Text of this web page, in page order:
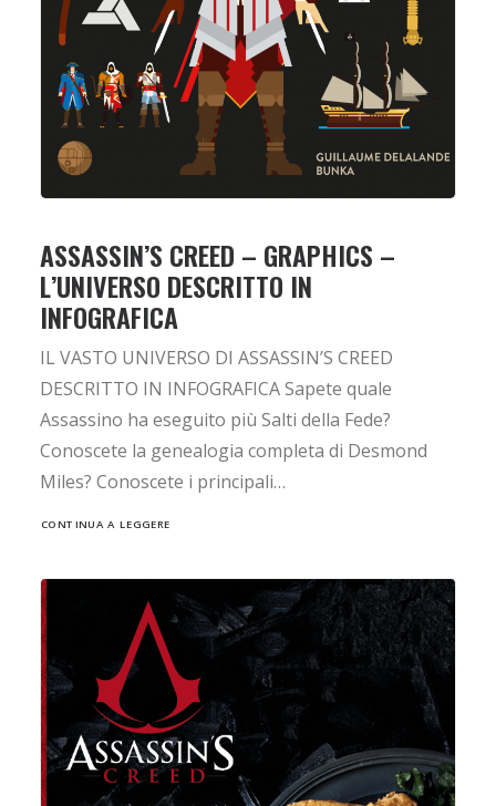
ASSASSIN’S CREED – GRAPHICS –
L’UNIVERSO DESCRITTO IN
INFOGRAFICA
IL VASTO UNIVERSO DI ASSASSIN’S CREED
DESCRITTO IN INFOGRAFICA Sapete quale
Assassino ha eseguito più Salti della Fede?
Conoscete la genealogia completa di Desmond
Miles? Conoscete i principali…
CONTINUA A LEGGERE